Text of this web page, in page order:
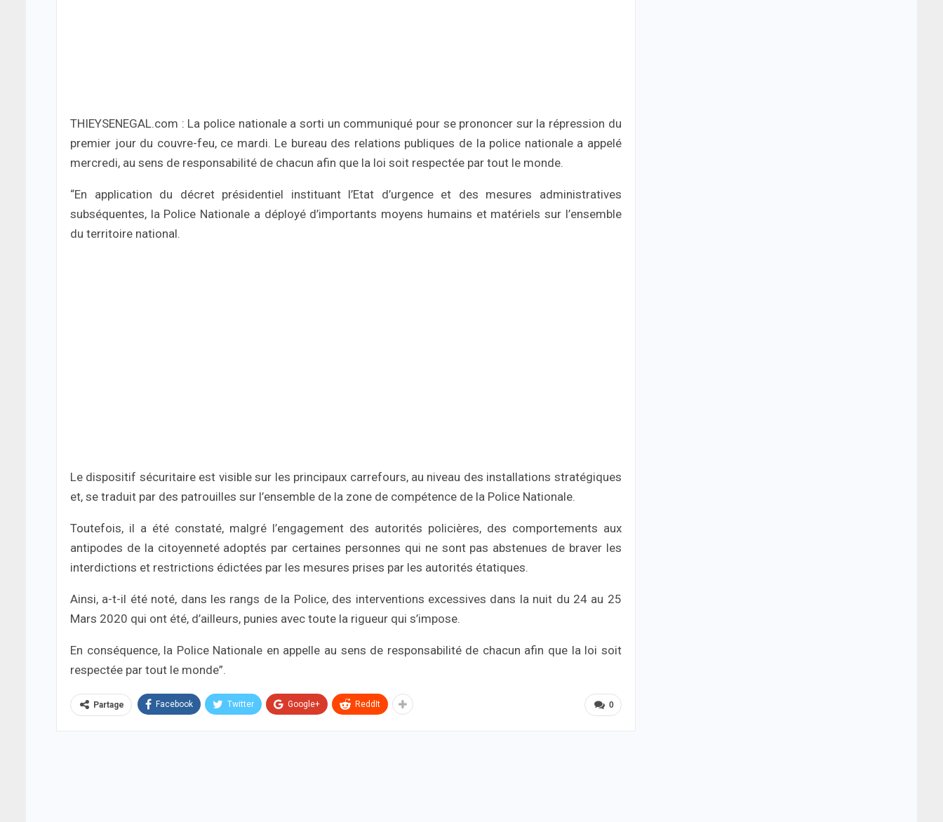
THIEYSENEGAL.com : La police nationale a sorti un communiqué pour se prononcer sur la répression du
premier jour du couvre-feu, ce mardi. Le bureau des relations publiques de la police nationale a appelé
mercredi, au sens de responsabilité de chacun afin que la loi soit respectée par tout le monde.
“En application du décret présidentiel instituant l’Etat d’urgence et des mesures administratives
subséquentes, la Police Nationale a déployé d’importants moyens humains et matériels sur l’ensemble
du territoire national.
Le dispositif sécuritaire est visible sur les principaux carrefours, au niveau des installations stratégiques
et, se traduit par des patrouilles sur l’ensemble de la zone de compétence de la Police Nationale.
Toutefois, il a été constaté, malgré l’engagement des autorités policières, des comportements aux
antipodes de la citoyenneté adoptés par certaines personnes qui ne sont pas abstenues de braver les
interdictions et restrictions édictées par les mesures prises par les autorités étatiques.
Ainsi, a-t-il été noté, dans les rangs de la Police, des interventions excessives dans la nuit du 24 au 25
Mars 2020 qui ont été, d’ailleurs, punies avec toute la rigueur qui s’impose.
En conséquence, la Police Nationale en appelle au sens de responsabilité de chacun afin que la loi soit
respectée par tout le monde”.
0
Partage Facebook Twitter Google+ ReddIt